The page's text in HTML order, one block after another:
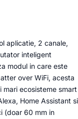
aplicatie, 2 canale,
inteligent
modul in care este
over WiFi, acesta
ecosisteme smart
Home Assistant si
(doar 60 mm in